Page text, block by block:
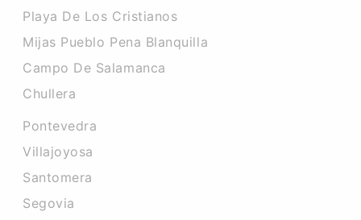
Playa De Los Cristianos
Mijas Pueblo Pena Blanquilla
Campo De Salamanca
Chullera
Pontevedra
Villajoyosa
Santomera
Segovia